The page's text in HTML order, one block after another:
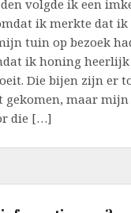
volgde ik een
ik merkte dat
tuin op bezoek
ik honing
Die bijen zijn er
gekomen, maar mijn
die […]